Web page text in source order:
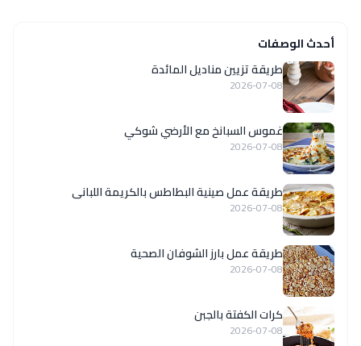
أحدث الوصفات
طريقة تزيين مناديل المائدة
2026-07-08
غموس السبانخ مع الأرضي شوكي
2026-07-08
طريقة عمل صينية البطاطس بالكريمة اللبانى
2026-07-08
طريقة عمل بارز الشوفان الصحية
2026-07-08
كرات الكفتة بالجبن
2026-07-08